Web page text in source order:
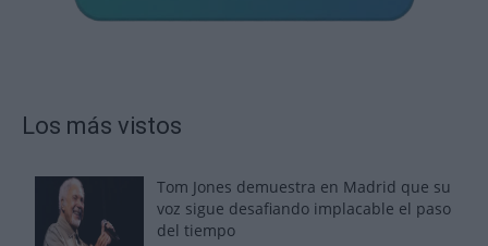
Los más vistos
Tom Jones demuestra en Madrid que su
voz sigue desafiando implacable el paso
del tiempo